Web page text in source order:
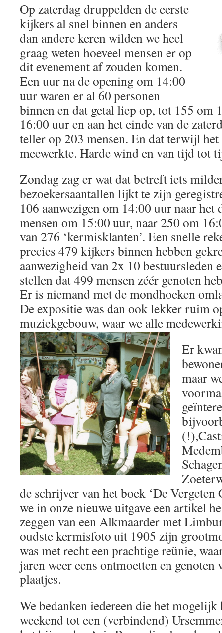
Op zaterdag druppelden de eerste
kijkers al snel binnen en anders
dan andere keren wilden we heel
graag weten hoeveel mensen er op
dit evenement af zouden komen.
Een uur na de opening om 14:00
uur waren er al 60 personen
binnen en dat getal liep op, tot 155 om
16:00 uur en aan het einde van de
teller op 203 mensen. En dat terwijl het
meewerkte. Harde wind en van tijd tot
Zondag zag er wat dat betreft iets
bezoekersaantallen lijkt te zijn
106 aanwezigen om 14:00 uur naar het
mensen om 15:00 uur, naar 250 om
van 276 ‘kermisklanten’. Een snelle
precies 479 kijkers binnen hebben
aanwezigheid van 2x 10 bestuursleden
stellen dat 499 mensen zéér genoten
Er is niemand met de mondhoeken
De expositie was dan ook lekker ruim
muziekgebouw, waar we alle
Er
maar
de schrijver van het boek ‘De Vergeten
we in onze nieuwe uitgave een artikel
zeggen van een Alkmaarder met
oudste kermisfoto uit 1905 zijn
was met recht een prachtige reünie,
jaren weer eens ontmoetten en genoten
plaatjes.
We bedanken iedereen die het
weekend tot een (verbindend)